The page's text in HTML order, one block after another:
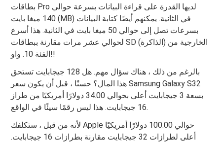
بطاقات Pro لديها القدرة على قراءة البيانات بسرعة حوالي
140 ميغا بايت (MB) في الثانية. يمكنهم أيضًا كتابة البيانات
بسرعات تصل إلى حوالي 50 ميغا بايت في الثانية. هذا أسرع
لحوالي عشر مرات مقارنة ببطاقات SD (الذاكرة) الخارجية من
الفئة 10. واو!!
بالرغم من ذلك ، هناك سؤال مهم. هل 128 جيجابايت تستحق
هذا المال؟ حسنًا ، قبل أن يكون سعر Samsung Galaxy S32
بسعة 3 جيجابايت أعلى بحوالي 34.00 دولارًا أمريكيًا من طراز
16 جيجابايت. هذا ليس رقمًا سيئًا في الواقع.
لأنه من قبل ، ستكلفك Apple حوالي 100.00 دولارًا أمريكيًا
أعلى لطرازات 32 جيجابايت مقارنة بطرازات 16 جيجابايت.